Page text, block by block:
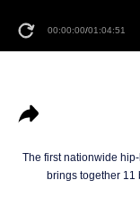
00:00:00/01:04:51
The first nationwide
brings together 11